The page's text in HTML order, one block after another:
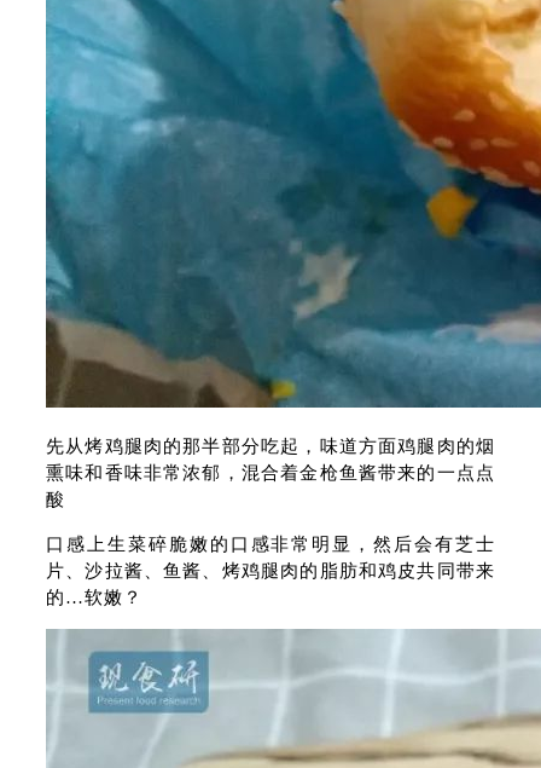
先从烤鸡腿肉的那半部分吃起，味道方面鸡腿肉的烟
熏味和香味非常浓郁，混合着金枪鱼酱带来的一点点
酸
口感上生菜碎脆嫩的口感非常明显，然后会有芝士
片、沙拉酱、鱼酱、烤鸡腿肉的脂肪和鸡皮共同带来
的…软嫩？